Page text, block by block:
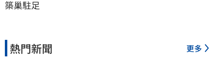
築巢駐足
熱門新聞 更多